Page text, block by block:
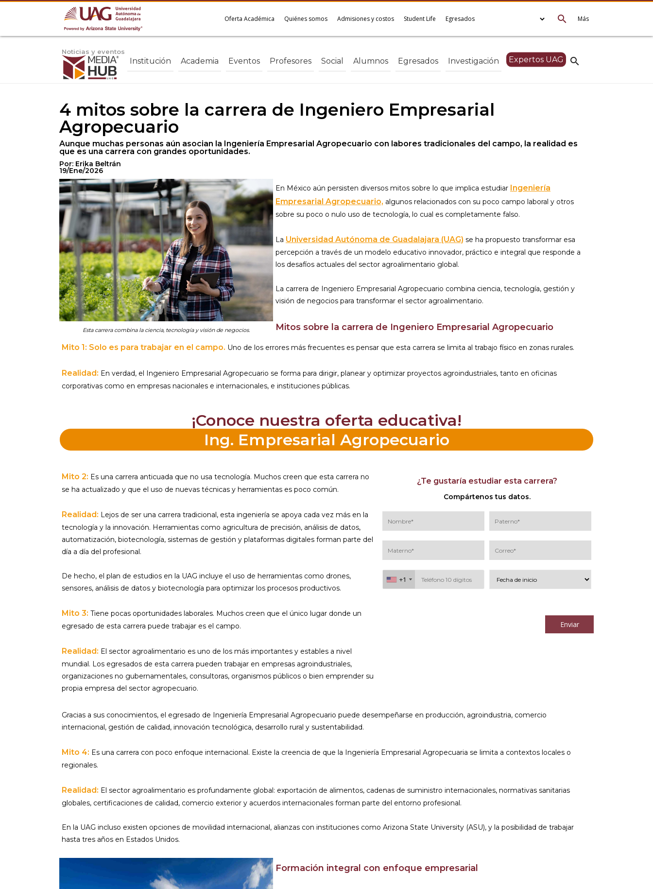
Más
search
Oferta Académica Quiénes somos Admisiones y costos Student Life Egresados
Noticias y eventos
search
Institución Academia Eventos Profesores Social Alumnos Egresados Investigación Expertos UAG
4 mitos sobre la carrera de Ingeniero Empresarial
Agropecuario
Aunque muchas personas aún asocian la Ingeniería Empresarial Agropecuario con labores tradicionales del campo, la realidad es
que es una carrera con grandes oportunidades.
Por: Erika Beltrán
19/Ene/2026
Esta carrera combina la ciencia, tecnología y visión de negocios.
En México aún persisten diversos mitos sobre lo que implica estudiar Ingeniería
Empresarial Agropecuario, algunos relacionados con su poco campo laboral y otros
sobre su poco o nulo uso de tecnología, lo cual es completamente falso.
La Universidad Autónoma de Guadalajara (UAG) se ha propuesto transformar esa
percepción a través de un modelo educativo innovador, práctico e integral que responde a
los desafíos actuales del sector agroalimentario global.
La carrera de Ingeniero Empresarial Agropecuario combina ciencia, tecnología, gestión y
visión de negocios para transformar el sector agroalimentario.
Mitos sobre la carrera de Ingeniero Empresarial Agropecuario
Mito 1: Solo es para trabajar en el campo. Uno de los errores más frecuentes es pensar que esta carrera se limita al trabajo físico en zonas rurales.
Realidad: En verdad, el Ingeniero Empresarial Agropecuario se forma para dirigir, planear y optimizar proyectos agroindustriales, tanto en oficinas
corporativas como en empresas nacionales e internacionales, e instituciones públicas.
¡Conoce nuestra oferta educativa!
Ing. Empresarial Agropecuario
Mito 2: Es una carrera anticuada que no usa tecnología. Muchos creen que esta carrera no
se ha actualizado y que el uso de nuevas técnicas y herramientas es poco común.
Realidad: Lejos de ser una carrera tradicional, esta ingeniería se apoya cada vez más en la
tecnología y la innovación. Herramientas como agricultura de precisión, análisis de datos,
automatización, biotecnología, sistemas de gestión y plataformas digitales forman parte del
día a día del profesional.
De hecho, el plan de estudios en la UAG incluye el uso de herramientas como drones,
sensores, análisis de datos y biotecnología para optimizar los procesos productivos.
Mito 3: Tiene pocas oportunidades laborales. Muchos creen que el único lugar donde un
egresado de esta carrera puede trabajar es el campo.
Realidad: El sector agroalimentario es uno de los más importantes y estables a nivel
mundial. Los egresados de esta carrera pueden trabajar en empresas agroindustriales,
organizaciones no gubernamentales, consultoras, organismos públicos o bien emprender su
propia empresa del sector agropecuario.
¿Te gustaría estudiar esta carrera?
Compártenos tus datos.
+1
+1
Enviar
Gracias a sus conocimientos, el egresado de Ingeniería Empresarial Agropecuario puede desempeñarse en producción, agroindustria, comercio
internacional, gestión de calidad, innovación tecnológica, desarrollo rural y sustentabilidad.
Mito 4: Es una carrera con poco enfoque internacional. Existe la creencia de que la Ingeniería Empresarial Agropecuaria se limita a contextos locales o
regionales.
Realidad: El sector agroalimentario es profundamente global: exportación de alimentos, cadenas de suministro internacionales, normativas sanitarias
globales, certificaciones de calidad, comercio exterior y acuerdos internacionales forman parte del entorno profesional.
En la UAG incluso existen opciones de movilidad internacional, alianzas con instituciones como Arizona State University (ASU), y la posibilidad de trabajar
hasta tres años en Estados Unidos.
Formación integral con enfoque empresarial